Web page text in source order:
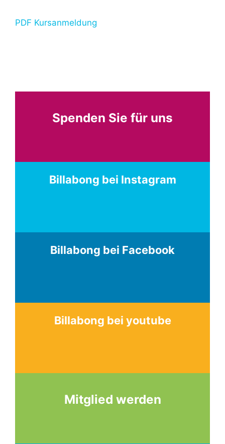
PDF Kursanmeldung
Spenden Sie für uns
Billabong bei Instagram
Billabong bei Facebook
Billabong bei youtube
Mitglied werden